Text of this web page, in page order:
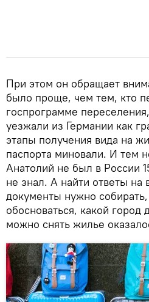
При этом он обращает
было проще, чем тем, кто
госпрограмме
уезжали из Германии как
этапы получения вида на
паспорта миновали. И тем
Анатолий не был в России
не знал. А найти ответы на
документы нужно
обосноваться, какой город
можно снять жилье